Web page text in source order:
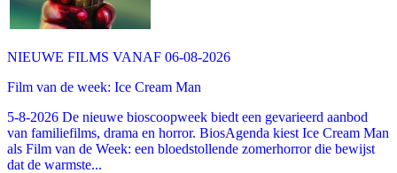
NIEUWE FILMS VANAF 06-08-2026
Film van de week: Ice Cream Man
5-8-2026 De nieuwe bioscoopweek biedt een gevarieerd aanbod
van familiefilms, drama en horror. BiosAgenda kiest Ice Cream Man
als Film van de Week: een bloedstollende zomerhorror die bewijst
dat de warmste...